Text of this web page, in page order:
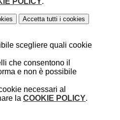
Accetta tutti i cookies
scegliere quali cookie
che consentono il
e non è possibile
necessari al
la COOKIE POLICY.